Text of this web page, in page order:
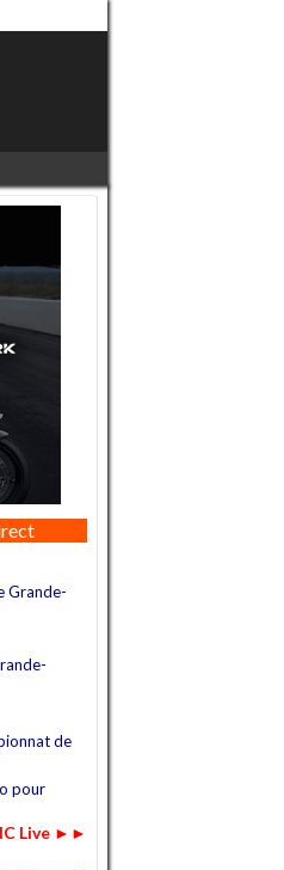
Grande-
de
pour
Live ►►